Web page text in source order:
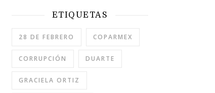
ETIQUETAS
28 DE FEBRERO COPARMEX
CORRUPCIÓN DUARTE
GRACIELA ORTIZ